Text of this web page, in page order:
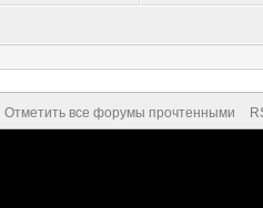
Отметить все форумы прочтенными